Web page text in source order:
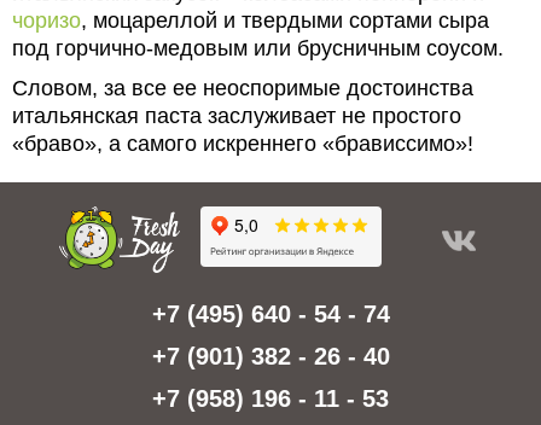
чоризо, моцареллой и твердыми сортами сыра
под горчично-медовым или брусничным соусом.
Словом, за все ее неоспоримые достоинства
итальянская паста заслуживает не простого
«браво», а самого искреннего «брависсимо»!
+7 (495) 640 - 54 - 74
+7 (901) 382 - 26 - 40
+7 (958) 196 - 11 - 53